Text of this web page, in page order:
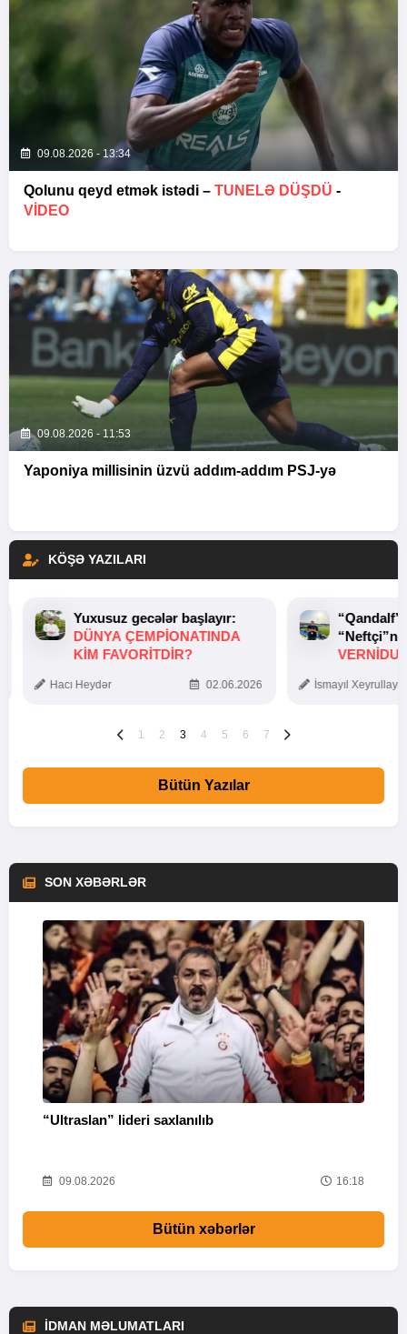
09.08.2026 - 13:34
Qolunu qeyd etmək istədi – TUNELƏ DÜŞDÜ -
VİDEO
09.08.2026 - 11:53
Yaponiya millisinin üzvü addım-addım PSJ-yə
KÖŞƏ YAZILARI
Yuxusuz gecələr başlayır:
DÜNYA ÇEMPIONATINDA
KIM FAVORITDIR?
Hacı Heydər 02.06.2026 İsmayıl
1 2 3 4 5 6 7
Bütün Yazılar
SON XƏBƏRLƏR
“Ultraslan” lideri saxlanılıb
09.08.2026 16:18
Bütün xəbərlər
İDMAN MƏLUMATLARI